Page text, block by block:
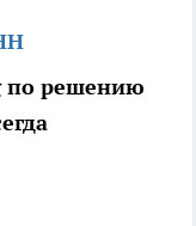
по решению